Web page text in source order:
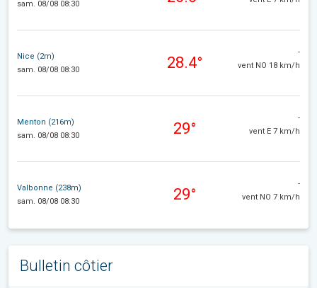
sam. 08/08 08:30
Nice (2m)
sam. 08/08 08:30
28.4°
-
vent NO 18 km/h
Menton (216m)
sam. 08/08 08:30
29°
-
vent E 7 km/h
Valbonne (238m)
sam. 08/08 08:30
29°
-
vent NO 7 km/h
Bulletin côtier